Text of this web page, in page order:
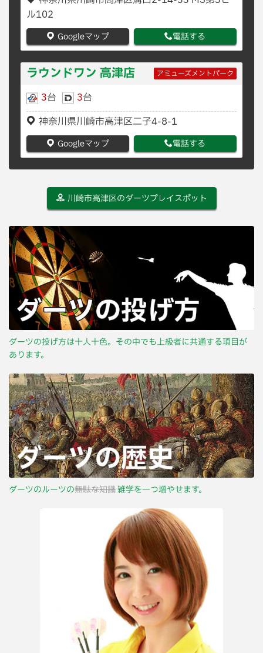
ル102
Googleマップ 電話する
ラウンドワン 高津店 アミューズメントパーク
3台 3台
神奈川県川崎市高津区二子4-8-1
Googleマップ 電話する
川崎市高津区のダーツプレイスポット
ダーツの投げ方は十人十色。その中でも上級者に共通する項目が
あります。
ダーツのルーツの無駄な知識雑学を一つ増やせます。